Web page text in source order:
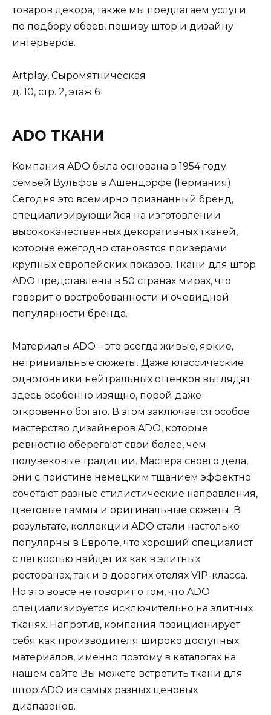
товаров декора, также мы предлагаем услуги
по подбору обоев, пошиву штор и дизайну
интерьеров.
Artplay, Сыромятническая
д. 10, стр. 2, этаж 6
ADO ТКАНИ
Компания ADO была основана в 1954 году
семьей Вульфов в Ашендорфе (Германия).
Сегодня это всемирно признанный бренд,
специализирующийся на изготовлении
высококачественных декоративных тканей,
которые ежегодно становятся призерами
крупных европейских показов. Ткани для штор
ADO представлены в 50 странах мирах, что
говорит о востребованности и очевидной
популярности бренда.
Материалы ADO – это всегда живые, яркие,
нетривиальные сюжеты. Даже классические
однотонники нейтральных оттенков выглядят
здесь особенно изящно, порой даже
откровенно богато. В этом заключается особое
мастерство дизайнеров ADO, которые
ревностно оберегают свои более, чем
полувековые традиции. Мастера своего дела,
они с поистине немецким тщанием эффектно
сочетают разные стилистические направления,
цветовые гаммы и оригинальные сюжеты. В
результате, коллекции ADO стали настолько
популярны в Европе, что хороший специалист
с легкостью найдет их как в элитных
ресторанах, так и в дорогих отелях VIP-класса.
Но это вовсе не говорит о том, что ADO
специализируется исключительно на элитных
тканях. Напротив, компания позиционирует
себя как производителя широко доступных
материалов, именно поэтому в каталогах на
нашем сайте Вы можете встретить ткани для
штор ADO из самых разных ценовых
диапазонов.